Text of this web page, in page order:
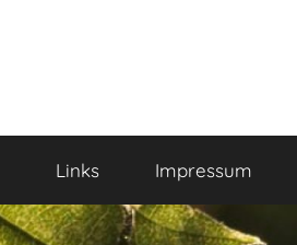
Links Impressum